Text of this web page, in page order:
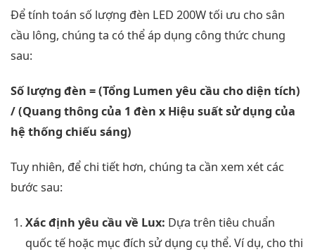
Để tính toán số lượng đèn LED 200W tối ưu cho sân
cầu lông, chúng ta có thể áp dụng công thức chung
sau:
Số lượng đèn = (Tổng Lumen yêu cầu cho diện tích)
/ (Quang thông của 1 đèn x Hiệu suất sử dụng của
hệ thống chiếu sáng)
Tuy nhiên, để chi tiết hơn, chúng ta cần xem xét các
bước sau:
Xác định yêu cầu về Lux: Dựa trên tiêu chuẩn
quốc tế hoặc mục đích sử dụng cụ thể. Ví dụ, cho thi